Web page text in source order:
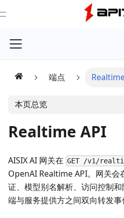
Toggle Menu
端点
本页总览
Realtime API
AISIX AI 网关在 GET /v1/
OpenAI Realtime API。网关会
证、模型别名解析、访问控制
端与服务提供方之间双向转发事